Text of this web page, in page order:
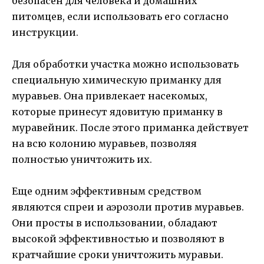
питомцев, если использовать его согласно
инструкции.
Для обработки участка можно использовать
специальную химическую приманку для
муравьев. Она привлекает насекомых,
которые принесут ядовитую приманку в
муравейник. После этого приманка действует
на всю колонию муравьев, позволяя
полностью уничтожить их.
Еще одним эффективным средством
являются спреи и аэрозоли против муравьев.
Они просты в использовании, обладают
высокой эффективностью и позволяют в
кратчайшие сроки уничтожить муравьи.